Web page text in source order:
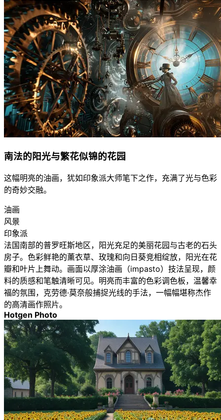
南法的阳光与繁花似锦的花园
这幅明亮的油画，犹如印象派大师笔下之作，充满了光与色彩
的奇妙交融。
油画
风景
印象派
法国南部的普罗旺斯地区，阳光充足的美丽花园与古老的石头
房子。色彩鲜艳的薰衣草、玫瑰和向日葵竞相绽放，阳光在花
瓣和叶片上舞动。画面以厚涂油画（impasto）技法呈现，颜
料的质感和笔触清晰可见。明亮而丰富的色彩调色板，温馨幸
福的氛围，克劳德·莫奈般捕捉光线的手法，一幅幅堪称杰作
的高清画作照片。
Hotgen Photo